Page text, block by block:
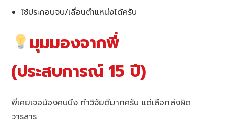
ใช้ประกอบจบ/เลื่อนตำแหน่งได้ครับ
มุมมองจากพี่
(ประสบการณ์ 15 ปี)
พี่เคยเจอน้องคนนึง ทำวิจัยดีมากครับ แต่เลือกส่งผิด
วารสาร